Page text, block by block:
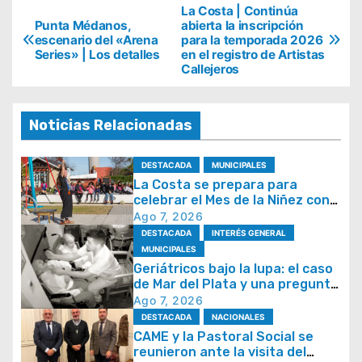
N
a
g
a
c
i
ó
n
d
e
e
n
t
La Costa | Continúa
abierta la inscripción
para la temporada 2026
en el registro de Artistas
Callejeros
Punta Médanos,
escenario del «Arena
Series» | Los detalles
Noticias Relacionadas
DESTACADA MUNICIPALES
La Costa se prepara para
celebrar el Mes de la Niñez con
juegos y espectáculos
Ago 7, 2026
DESTACADA
INTERÉS GENERAL
MUNICIPALES
Geriátricos bajo la lupa: el caso
de Mar del Plata y una pregunta
que se repite en todo el país
Ago 7, 2026
DESTACADA NACIONALES
CAME y la Pastoral Social se
reunieron ante la visita del